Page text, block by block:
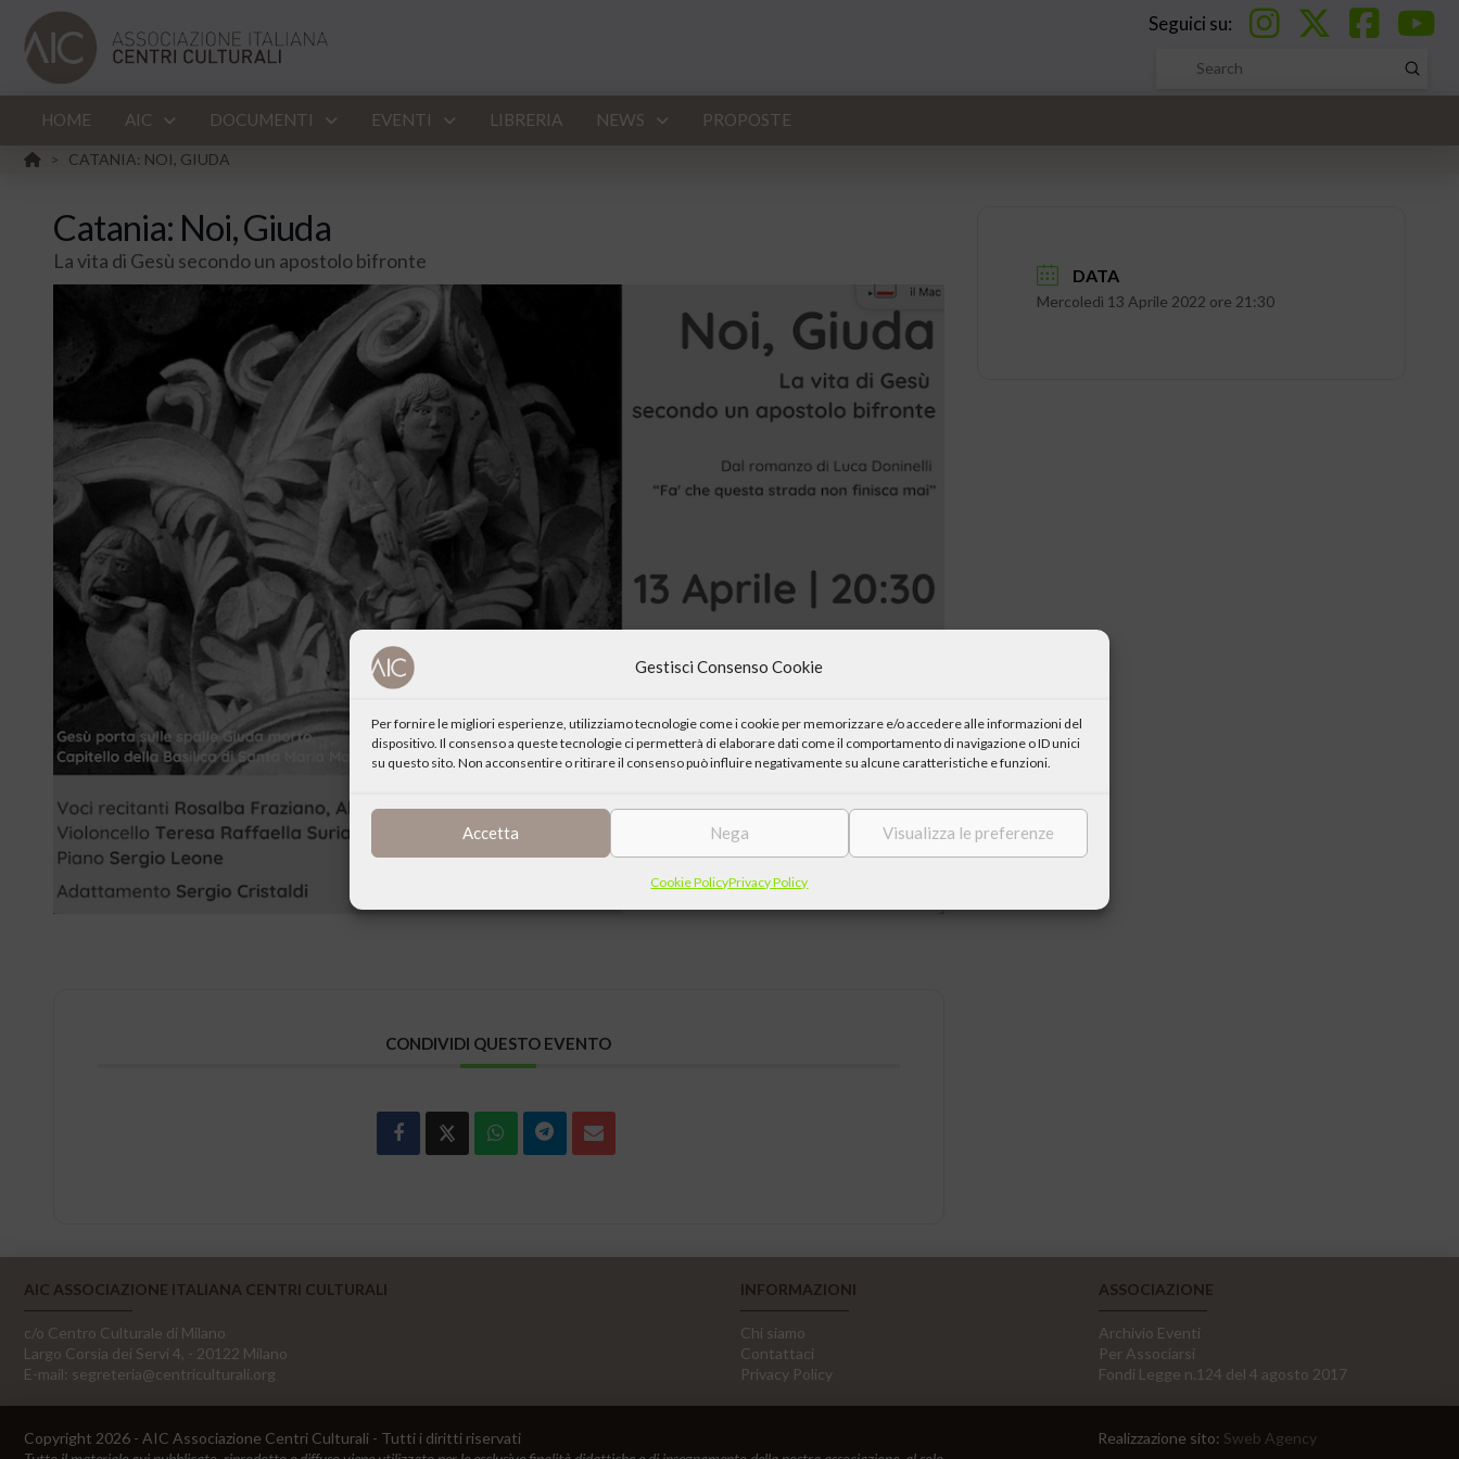
Gestisci Consenso Cookie
Per fornire le migliori esperienze, utilizziamo tecnologie come i cookie per memorizzare e/o accedere alle informazioni del
dispositivo. Il consenso a queste tecnologie ci permetterà di elaborare dati come il comportamento di navigazione o ID unici
su questo sito. Non acconsentire o ritirare il consenso può influire negativamente su alcune caratteristiche e funzioni.
Accetta Nega Visualizza le preferenze
Cookie PolicyPrivacy Policy
Seguici su:
Search
Submit
HOME AIC DOCUMENTI EVENTI LIBRERIA NEWS PROPOSTE
HOME
> CATANIA: NOI, GIUDA
Catania: Noi, Giuda
La vita di Gesù secondo un apostolo bifronte
CONDIVIDI QUESTO EVENTO
DATA
Mercoledì 13 Aprile 2022 ore 21:30
AIC ASSOCIAZIONE ITALIANA CENTRI CULTURALI
c/o Centro Culturale di Milano
Largo Corsia dei Servi 4, - 20122 Milano
E-mail: segreteria@centriculturali.org
INFORMAZIONI
Chi siamo
Contattaci
Privacy Policy
ASSOCIAZIONE
Archivio Eventi
Per Associarsi
Fondi Legge n.124 del 4 agosto 2017
Copyright 2026 - AIC Associazione Centri Culturali - Tutti i diritti riservati
Realizzazione sito: Sweb Agency